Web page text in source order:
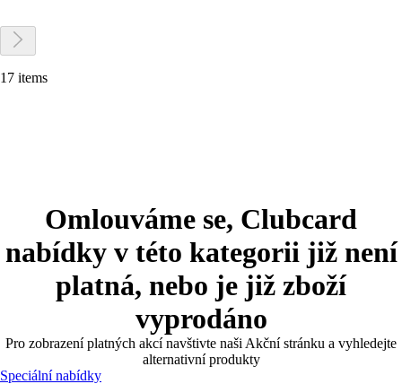
17 items
Omlouváme se, Clubcard
nabídky v této kategorii již není
platná, nebo je již zboží
vyprodáno
Pro zobrazení platných akcí navštivte naši Akční stránku a vyhledejte
alternativní produkty
Speciální nabídky